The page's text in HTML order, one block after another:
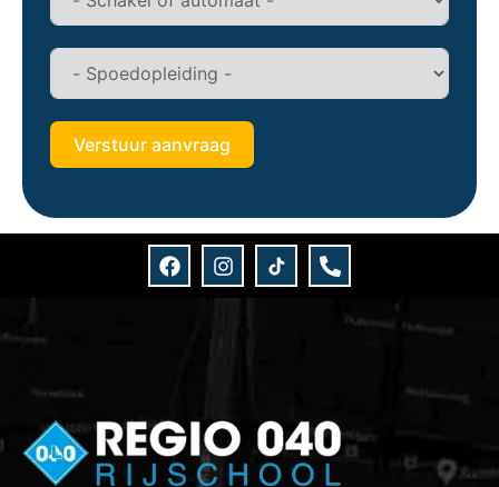
Verstuur aanvraag